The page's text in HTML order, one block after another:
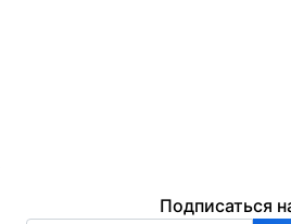
Подписаться